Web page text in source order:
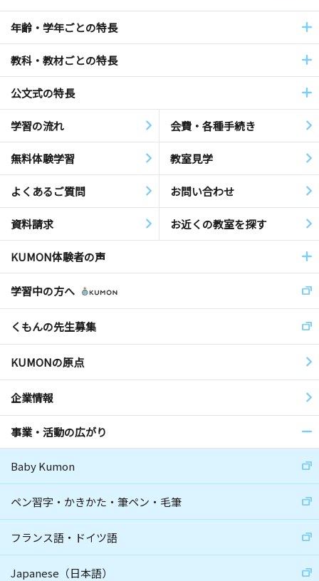
年齢・学年ごとの特長
教科・教材ごとの特長
公文式の特長
学習の流れ 会費・各種手続き
無料体験学習 教室見学
よくあるご質問 お問い合わせ
資料請求 お近くの教室を探す
KUMON体験者の声
学習中の方へ
くもんの先生募集
KUMONの原点
企業情報
事業・活動の広がり
Baby Kumon
ペン習字・かきかた・筆ペン・毛筆
フランス語・ドイツ語
Japanese（日本語）